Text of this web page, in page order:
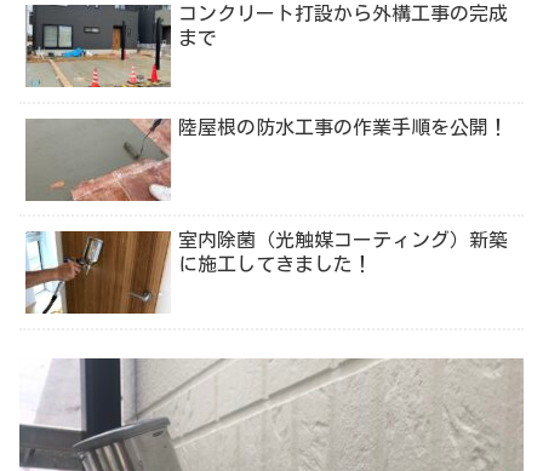
コンクリート打設から外構工事の完成
まで
陸屋根の防水工事の作業手順を公開！
室内除菌（光触媒コーティング）新築
に施工してきました！